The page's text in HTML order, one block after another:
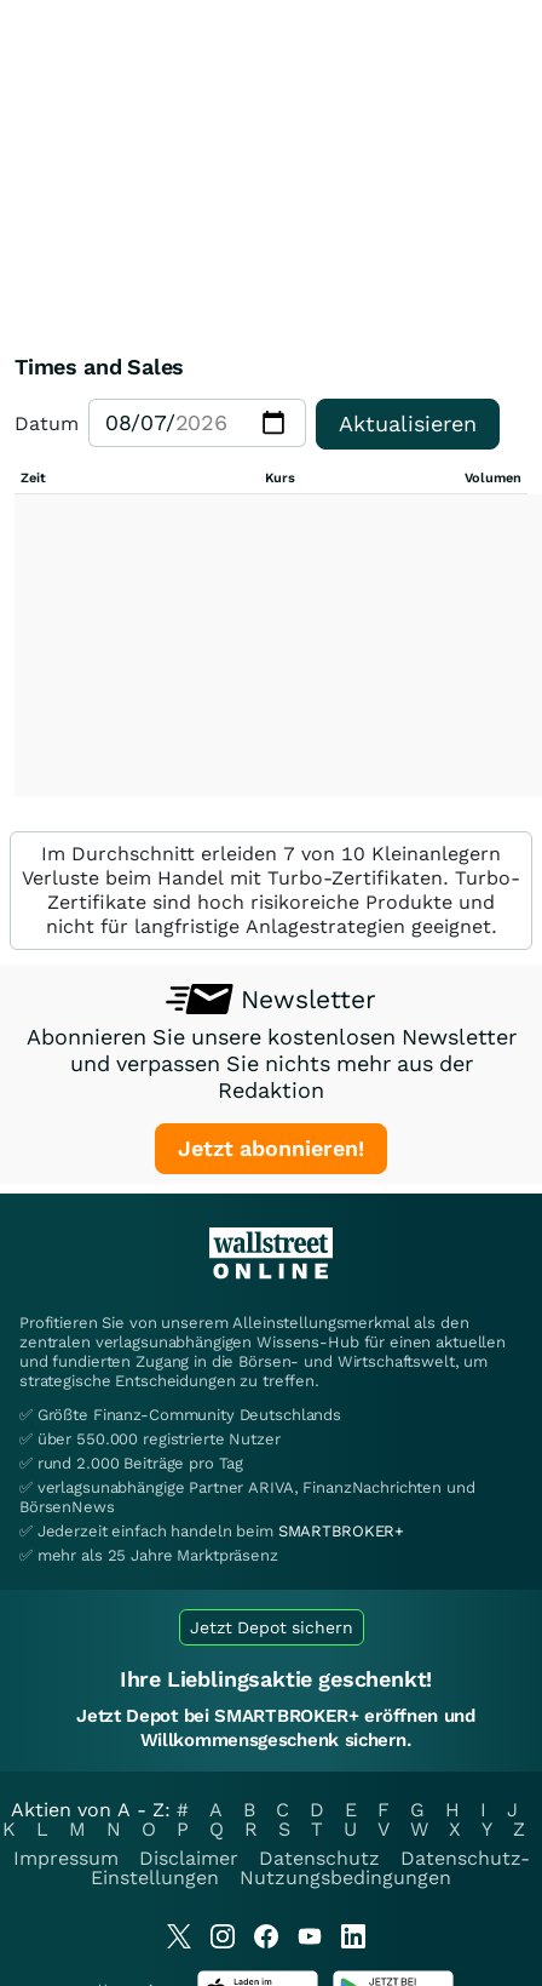
Times and Sales
Datum Aktualisieren
Zeit Kurs Volumen
Im Durchschnitt erleiden 7 von 10 Kleinanlegern
Verluste beim Handel mit Turbo-Zertifikaten. Turbo-
Zertifikate sind hoch risikoreiche Produkte und
nicht für langfristige Anlagestrategien geeignet.
Newsletter
Abonnieren Sie unsere kostenlosen Newsletter
und verpassen Sie nichts mehr aus der
Redaktion
Jetzt abonnieren!
Profitieren Sie von unserem Alleinstellungsmerkmal als den
zentralen verlagsunabhängigen Wissens-Hub für einen aktuellen
und fundierten Zugang in die Börsen- und Wirtschaftswelt, um
strategische Entscheidungen zu treffen.
✅ Größte Finanz-Community Deutschlands
✅ über 550.000 registrierte Nutzer
✅ rund 2.000 Beiträge pro Tag
✅ verlagsunabhängige Partner ARIVA, FinanzNachrichten und
BörsenNews
✅ Jederzeit einfach handeln beim SMARTBROKER+
✅ mehr als 25 Jahre Marktpräsenz
Jetzt Depot sichern
Ihre Lieblingsaktie geschenkt!
Jetzt Depot bei SMARTBROKER+ eröffnen und
Willkommensgeschenk sichern.
Aktien von A - Z: # A B C D E F G H I
J
K
L M N O P Q R S T U V W X Y
Z
Impressum
Disclaimer Datenschutz
Datenschutz-
Einstellungen
Nutzungsbedingungen